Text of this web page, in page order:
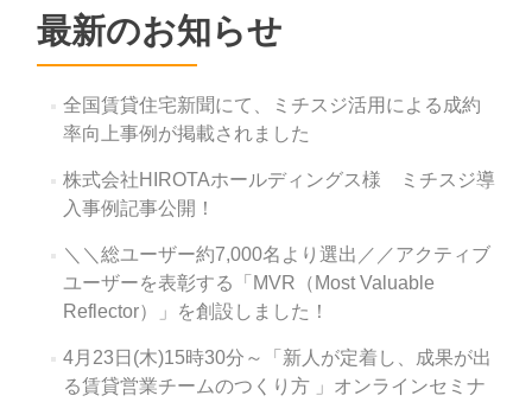
ー
シ
ョ
ン
最新のお知らせ
全国賃貸住宅新聞にて、ミチスジ活用による成約
率向上事例が掲載されました
株式会社HIROTAホールディングス様 ミチスジ導
入事例記事公開！
＼＼総ユーザー約7,000名より選出／／アクティブ
ユーザーを表彰する「MVR（Most Valuable
Reflector）」を創設しました！
4月23日(木)15時30分～「新人が定着し、成果が出
る賃貸営業チームのつくり方 」オンラインセミナ